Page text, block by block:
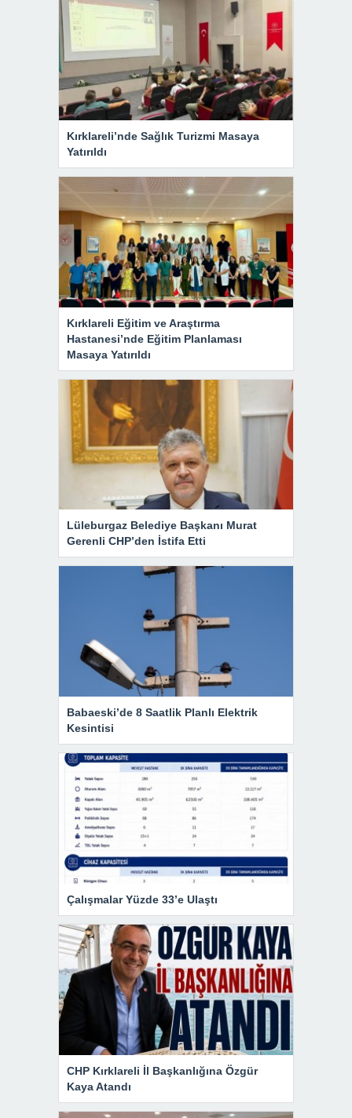
Kırklareli’nde Sağlık Turizmi Masaya
Yatırıldı
Kırklareli Eğitim ve Araştırma
Hastanesi’nde Eğitim Planlaması
Masaya Yatırıldı
Lüleburgaz Belediye Başkanı Murat
Gerenli CHP’den İstifa Etti
Babaeski’de 8 Saatlik Planlı Elektrik
Kesintisi
Çalışmalar Yüzde 33’e Ulaştı
CHP Kırklareli İl Başkanlığına Özgür
Kaya Atandı